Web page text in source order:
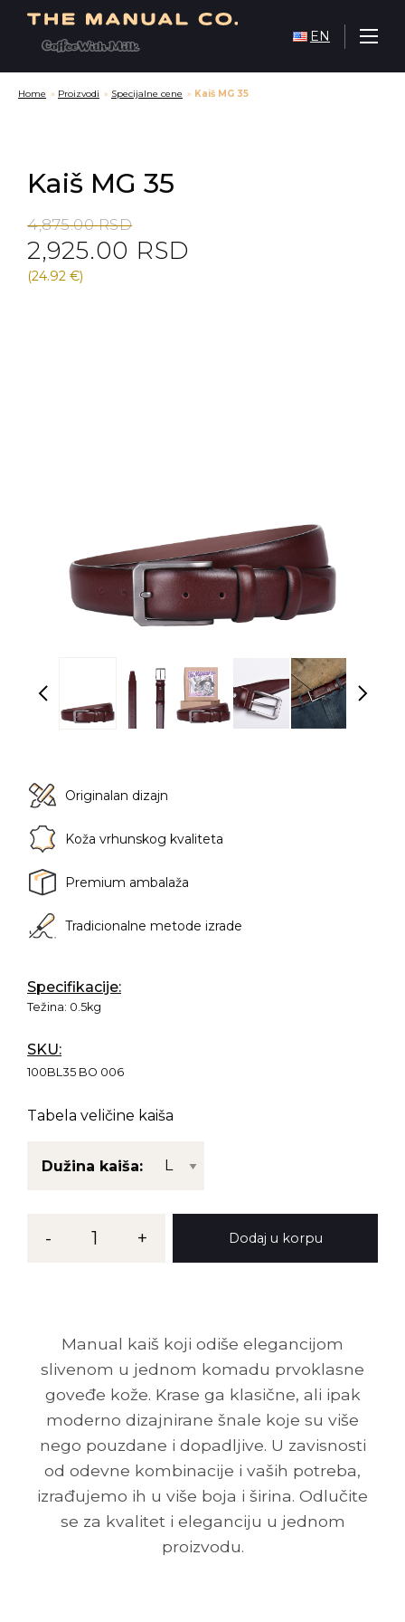
EN
Home » Proizvodi » Specijalne cene » Kaiš MG 35
Kaiš MG 35
4,875.00RSD
Original
price
was:
2,925.00 RSD
Current
price
is:
(24.92 €)
Originalan dizajn
Koža vrhunskog kvaliteta
Premium ambalaža
Tradicionalne metode izrade
Specifikacije:
Težina: 0.5kg
SKU:
100BL35 BO 006
Tabela veličine kaiša
Dužina kaiša:
MG- 1 + Dodaj u korpu
Manual kaiš koji odiše elegancijom
slivenom u jednom komadu prvoklasne
goveđe kože. Krase ga klasične, ali ipak
moderno dizajnirane šnale koje su više
nego pouzdane i dopadljive. U zavisnosti
od odevne kombinacije i vaših potreba,
izrađujemo ih u više boja i širina. Odlučite
se za kvalitet i eleganciju u jednom
proizvodu.